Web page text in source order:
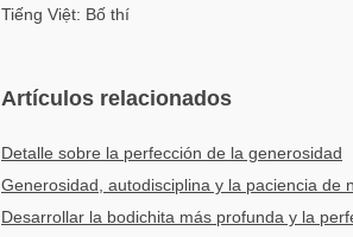
Tiếng Việt: Bố thí
Artículos relacionados
Detalle sobre la perfección de la generosidad
Generosidad, autodisciplina y la paciencia de
Desarrollar la bodichita más profunda y la